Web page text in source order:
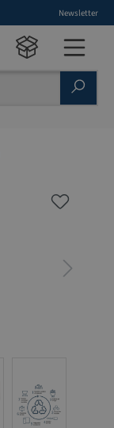
Newsletter